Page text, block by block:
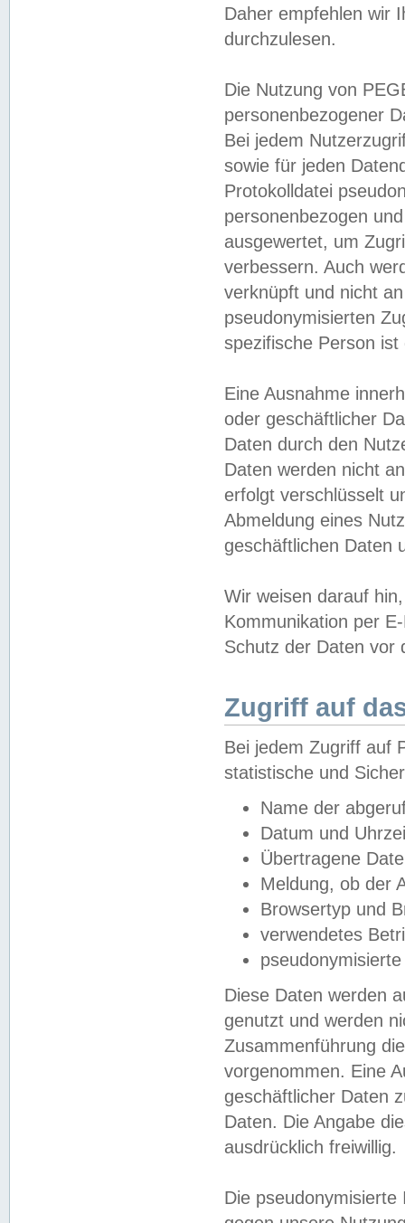
Daher empfehlen wir
durchzulesen.
Die Nutzung von
personenbezogener
Bei jedem
sowie für jeden
Protokolldatei
personenbezogen
ausgewertet, um
verbessern. Auch
verknüpft und nicht
pseudonymisierten
spezifische Person
Eine Ausnahme
oder geschäftlicher
Daten durch den
Daten werden nicht
erfolgt verschlüsselt
Abmeldung eines
geschäftlichen Daten
Wir weisen darauf
Kommunikation per
Schutz der Daten vor
Zugriff auf
Bei jedem Zugriff auf
statistische und
Name der
Datum und
Übertragene
Meldung, ob der
Browsertyp und
verwendetes
Diese Daten werden
genutzt und werden
Zusammenführung
vorgenommen. Eine
geschäftlicher Daten
Daten. Die Angabe
ausdrücklich freiwillig.
Die